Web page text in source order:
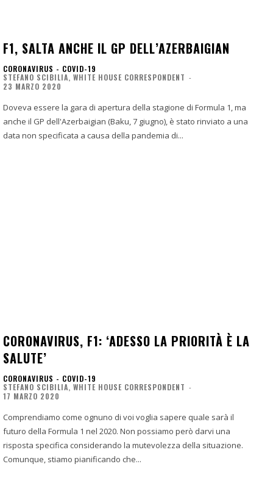
F1, SALTA ANCHE IL GP DELL’AZERBAIGIAN
CORONAVIRUS - COVID-19
STEFANO SCIBILIA, WHITE HOUSE CORRESPONDENT -
23 MARZO 2020
Doveva essere la gara di apertura della stagione di Formula 1, ma
anche il GP dell'Azerbaigian (Baku, 7 giugno), è stato rinviato a una
data non specificata a causa della pandemia di...
CORONAVIRUS, F1: ‘ADESSO LA PRIORITÀ È LA
SALUTE’
CORONAVIRUS - COVID-19
STEFANO SCIBILIA, WHITE HOUSE CORRESPONDENT -
17 MARZO 2020
Comprendiamo come ognuno di voi voglia sapere quale sarà il
futuro della Formula 1 nel 2020. Non possiamo però darvi una
risposta specifica considerando la mutevolezza della situazione.
Comunque, stiamo pianificando che...